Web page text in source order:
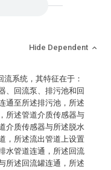
Hide Dependent
系统，其特征在于：
、回流泵、排污池和回
通至所述排污池，所述
所述管道介质传感器与
介质传感器与所述脱水
，所述流出管道上设置
水管道连通，所述回流
所述回流罐连通，所述